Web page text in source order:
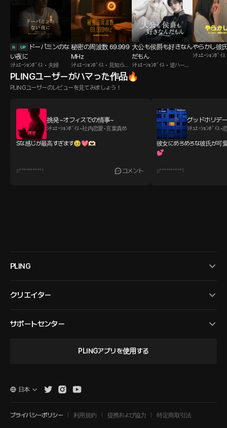
ドーパミンのな
い夜に
ｼﾁｭｴｰｼｮﾝﾎﾞｲｽ • 夫婦
秘密の周波数 69.999
MHz
ｼﾁｭｴｰｼｮﾝﾎﾞｲｽ • 見知らぬ
男
大公も侯爵も好きなん
だもん
ｼﾁｭｴｰｼｮﾝﾎﾞｲｽ • 逆ハーレ
ム
やらかし彼
ｼﾁｭｴｰｼｮﾝﾎﾞｲ
PLINGユーザーがハマった作品🔥
PLINGユーザーのレビューを見てみましょう！
挑発~オフィスでの情事~
ｼﾁｭｴｰｼｮﾝﾎﾞｲｽ•社内恋愛•言葉責め
Sな感じが最高すぎます🥹💖🫶🏻
p**********1 コメント
グッドホリデ
ｼﾁｭｴｰｼｮﾝﾎﾞｲｽ•
彼女にめろめろな彼氏が可
💕
p**********1
PLING
クリエイター
サポートセンター
PLINGアプリを使用する
プライバシーポリシー 利用規約 提携および協力 特定商取引法
日本